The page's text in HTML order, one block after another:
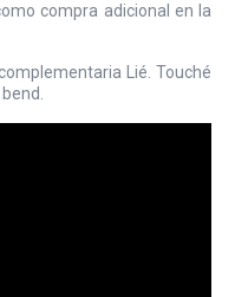
compra adicional en la
Lié. Touché